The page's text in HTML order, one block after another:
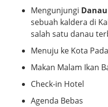
Mengunjungi
sebuah kaldera di
salah satu danau
Menuju ke Kota
Makan Malam Ikan
Check-in Hotel
Agenda Bebas